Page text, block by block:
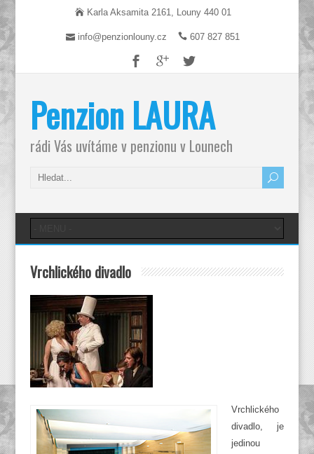
Karla Aksamita 2161, Louny 440 01
info@penzionlouny.cz 607 827 851
Penzion LAURA
rádi Vás uvítáme v penzionu v Lounech
Vrchlického divadlo
Vrchlického
divadlo, je
jedinou